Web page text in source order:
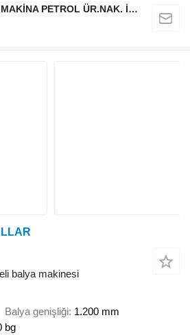
ERDALLAR TARIMSAL MAKİNA PETROL ÜR.NAK. İNŞ. HAYV. SAN. VE TİC. LTD ŞTİ
balya makinesi
Balya genişliği 1.200 mm
bg